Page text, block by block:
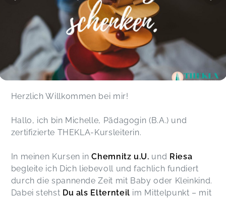
Herzlich Willkommen bei mir!
Hallo, ich bin Michelle, Pädagogin (B.A.) und
zertifizierte THEKLA-Kursleiterin.
In meinen Kursen inChemnitz u.U. und Riesa
begleite ich Dich liebevoll und fachlich fundiert
durch die spannende Zeit mit Baby oder Kleinkind.
Dabei stehst Du als Elternteil im Mittelpunkt – mit